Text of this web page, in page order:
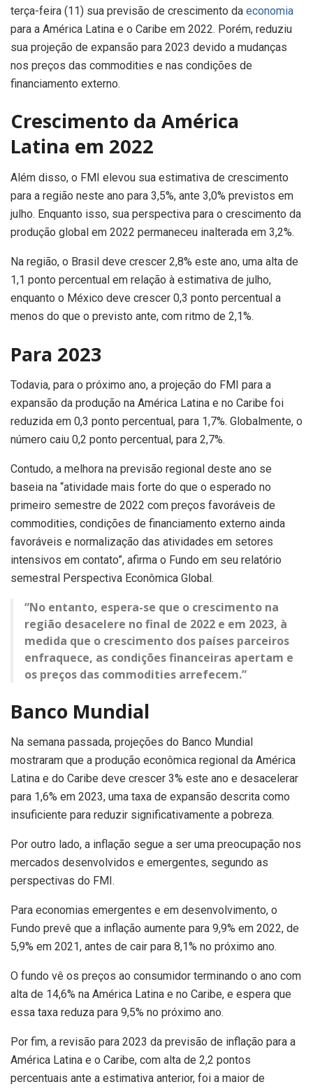
terça-feira (11) sua previsão de crescimento da economia
para a América Latina e o Caribe em 2022. Porém, reduziu
sua projeção de expansão para 2023 devido a mudanças
nos preços das commodities e nas condições de
financiamento externo.
Crescimento da América
Latina em 2022
Além disso, o FMI elevou sua estimativa de crescimento
para a região neste ano para 3,5%, ante 3,0% previstos em
julho. Enquanto isso, sua perspectiva para o crescimento da
produção global em 2022 permaneceu inalterada em 3,2%.
Na região, o Brasil deve crescer 2,8% este ano, uma alta de
1,1 ponto percentual em relação à estimativa de julho,
enquanto o México deve crescer 0,3 ponto percentual a
menos do que o previsto ante, com ritmo de 2,1%.
Para 2023
Todavia, para o próximo ano, a projeção do FMI para a
expansão da produção na América Latina e no Caribe foi
reduzida em 0,3 ponto percentual, para 1,7%. Globalmente, o
número caiu 0,2 ponto percentual, para 2,7%.
Contudo, a melhora na previsão regional deste ano se
baseia na “atividade mais forte do que o esperado no
primeiro semestre de 2022 com preços favoráveis de
commodities, condições de financiamento externo ainda
favoráveis e normalização das atividades em setores
intensivos em contato”, afirma o Fundo em seu relatório
semestral Perspectiva Econômica Global.
“No entanto, espera-se que o crescimento na
região desacelere no final de 2022 e em 2023, à
medida que o crescimento dos países parceiros
enfraquece, as condições financeiras apertam e
os preços das commodities arrefecem.”
Banco Mundial
Na semana passada, projeções do Banco Mundial
mostraram que a produção econômica regional da América
Latina e do Caribe deve crescer 3% este ano e desacelerar
para 1,6% em 2023, uma taxa de expansão descrita como
insuficiente para reduzir significativamente a pobreza.
Por outro lado, a inflação segue a ser uma preocupação nos
mercados desenvolvidos e emergentes, segundo as
perspectivas do FMI.
Para economias emergentes e em desenvolvimento, o
Fundo prevê que a inflação aumente para 9,9% em 2022, de
5,9% em 2021, antes de cair para 8,1% no próximo ano.
O fundo vê os preços ao consumidor terminando o ano com
alta de 14,6% na América Latina e no Caribe, e espera que
essa taxa reduza para 9,5% no próximo ano.
Por fim, a revisão para 2023 da previsão de inflação para a
América Latina e o Caribe, com alta de 2,2 pontos
percentuais ante a estimativa anterior, foi a maior de